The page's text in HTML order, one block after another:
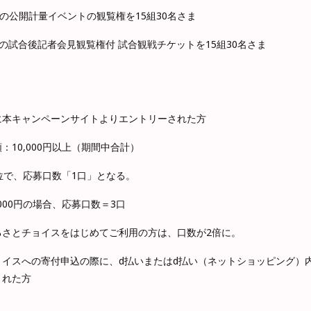
公開計量イベントの観覧権を15組30名さま
試合後記者会見観覧権付 試合観戦チケットを15組30名さま
キャンペーンサイトよりエントリーされた方
10,000円以上（期間中合計）
、応募口数「1口」となる。
円の場合、応募口数＝3口
とチョイスをはじめてご利用の方は、口数が2倍に。
スへの寄付申込の際に、d払いまたはd払い（ネットショッピング）
た方